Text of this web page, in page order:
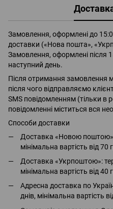
Замовлення, оформлені до
доставки («Нова пошта»,
Замовлення, оформлені після
наступний день.
Після отримання замовлення
після чого відправляємо
SMS повідомленням (тільки в
повідомленні міститься вся
Способи доставки
Доставка «Новою поштою»:
мінімальна вартість від 70
Доставка «Укрпоштою»:
мінімальна вартість від 40
Адресна доставка по
днів, мінімальна вартість